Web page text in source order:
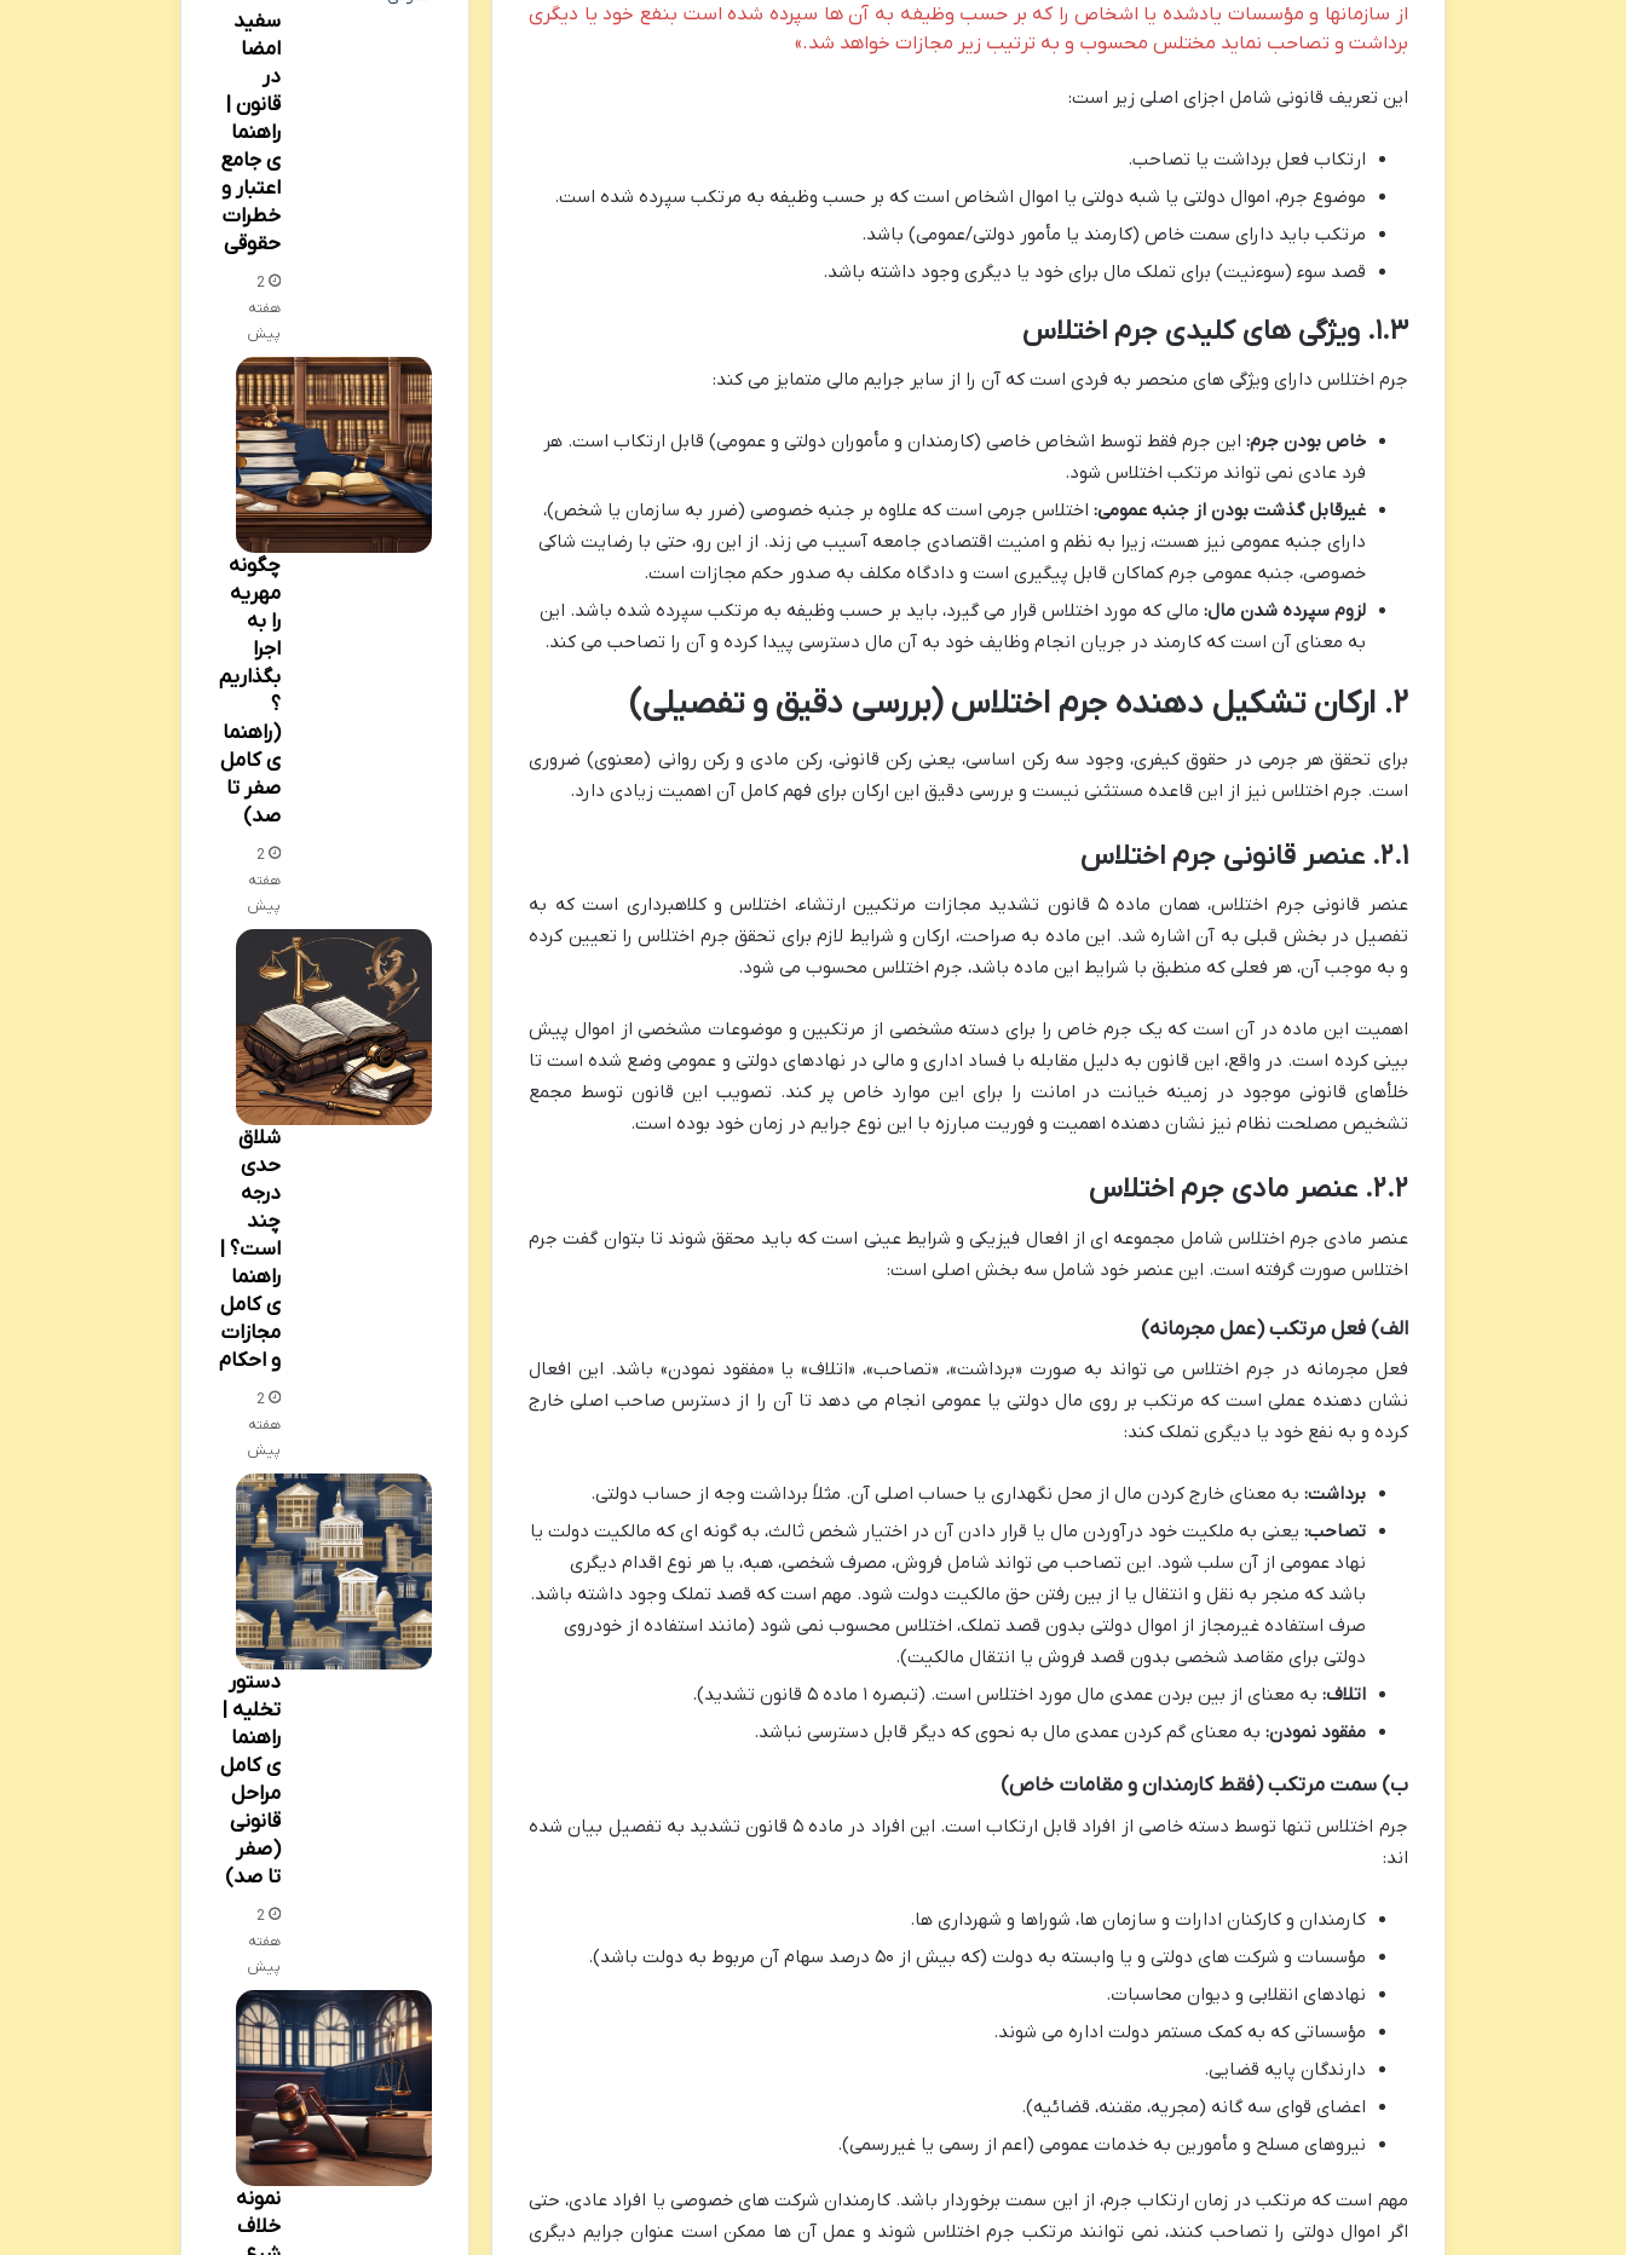
از سازمانها و مؤسسات یادشده یا اشخاص را که بر حسب وظیفه به آن ها سپرده شده است بنفع خود یا دیگری
برداشت و تصاحب نماید مختلس محسوب و به ترتیب زیر مجازات خواهد شد.»
این تعریف قانونی شامل اجزای اصلی زیر است:
ارتکاب فعل برداشت یا تصاحب.
موضوع جرم، اموال دولتی یا شبه دولتی یا اموال اشخاص است که بر حسب وظیفه به مرتکب سپرده شده است.
مرتکب باید دارای سمت خاص (کارمند یا مأمور دولتی/عمومی) باشد.
قصد سوء (سوءنیت) برای تملک مال برای خود یا دیگری وجود داشته باشد.
۱.۳. ویژگی های کلیدی جرم اختلاس
جرم اختلاس دارای ویژگی های منحصر به فردی است که آن را از سایر جرایم مالی متمایز می کند:
خاص بودن جرم: این جرم فقط توسط اشخاص خاصی (کارمندان و مأموران دولتی و عمومی) قابل ارتکاب است. هر
فرد عادی نمی تواند مرتکب اختلاس شود.
غیرقابل گذشت بودن از جنبه عمومی: اختلاس جرمی است که علاوه بر جنبه خصوصی (ضرر به سازمان یا شخص)،
دارای جنبه عمومی نیز هست، زیرا به نظم و امنیت اقتصادی جامعه آسیب می زند. از این رو، حتی با رضایت شاکی
خصوصی، جنبه عمومی جرم کماکان قابل پیگیری است و دادگاه مکلف به صدور حکم مجازات است.
لزوم سپرده شدن مال: مالی که مورد اختلاس قرار می گیرد، باید بر حسب وظیفه به مرتکب سپرده شده باشد. این
به معنای آن است که کارمند در جریان انجام وظایف خود به آن مال دسترسی پیدا کرده و آن را تصاحب می کند.
۲. ارکان تشکیل دهنده جرم اختلاس (بررسی دقیق و تفصیلی)
برای تحقق هر جرمی در حقوق کیفری، وجود سه رکن اساسی، یعنی رکن قانونی، رکن مادی و رکن روانی (معنوی) ضروری
است. جرم اختلاس نیز از این قاعده مستثنی نیست و بررسی دقیق این ارکان برای فهم کامل آن اهمیت زیادی دارد.
۲.۱. عنصر قانونی جرم اختلاس
عنصر قانونی جرم اختلاس، همان ماده ۵ قانون تشدید مجازات مرتکبین ارتشاء، اختلاس و کلاهبرداری است که به
تفصیل در بخش قبلی به آن اشاره شد. این ماده به صراحت، ارکان و شرایط لازم برای تحقق جرم اختلاس را تعیین کرده
و به موجب آن، هر فعلی که منطبق با شرایط این ماده باشد، جرم اختلاس محسوب می شود.
اهمیت این ماده در آن است که یک جرم خاص را برای دسته مشخصی از مرتکبین و موضوعات مشخصی از اموال پیش
بینی کرده است. در واقع، این قانون به دلیل مقابله با فساد اداری و مالی در نهادهای دولتی و عمومی وضع شده است تا
خلأهای قانونی موجود در زمینه خیانت در امانت را برای این موارد خاص پر کند. تصویب این قانون توسط مجمع
تشخیص مصلحت نظام نیز نشان دهنده اهمیت و فوریت مبارزه با این نوع جرایم در زمان خود بوده است.
۲.۲. عنصر مادی جرم اختلاس
عنصر مادی جرم اختلاس شامل مجموعه ای از افعال فیزیکی و شرایط عینی است که باید محقق شوند تا بتوان گفت جرم
اختلاس صورت گرفته است. این عنصر خود شامل سه بخش اصلی است:
الف) فعل مرتکب (عمل مجرمانه)
فعل مجرمانه در جرم اختلاس می تواند به صورت «برداشت»، «تصاحب»، «اتلاف» یا «مفقود نمودن» باشد. این افعال
نشان دهنده عملی است که مرتکب بر روی مال دولتی یا عمومی انجام می دهد تا آن را از دسترس صاحب اصلی خارج
کرده و به نفع خود یا دیگری تملک کند:
برداشت: به معنای خارج کردن مال از محل نگهداری یا حساب اصلی آن. مثلاً برداشت وجه از حساب دولتی.
تصاحب: یعنی به ملکیت خود درآوردن مال یا قرار دادن آن در اختیار شخص ثالث، به گونه ای که مالکیت دولت یا
نهاد عمومی از آن سلب شود. این تصاحب می تواند شامل فروش، مصرف شخصی، هبه، یا هر نوع اقدام دیگری
باشد که منجر به نقل و انتقال یا از بین رفتن حق مالکیت دولت شود. مهم است که قصد تملک وجود داشته باشد.
صرف استفاده غیرمجاز از اموال دولتی بدون قصد تملک، اختلاس محسوب نمی شود (مانند استفاده از خودروی
دولتی برای مقاصد شخصی بدون قصد فروش یا انتقال مالکیت).
اتلاف: به معنای از بین بردن عمدی مال مورد اختلاس است. (تبصره ۱ ماده ۵ قانون تشدید).
مفقود نمودن: به معنای گم کردن عمدی مال به نحوی که دیگر قابل دسترسی نباشد.
ب) سمت مرتکب (فقط کارمندان و مقامات خاص)
جرم اختلاس تنها توسط دسته خاصی از افراد قابل ارتکاب است. این افراد در ماده ۵ قانون تشدید به تفصیل بیان شده
اند:
کارمندان و کارکنان ادارات و سازمان ها، شوراها و شهرداری ها.
مؤسسات و شرکت های دولتی و یا وابسته به دولت (که بیش از ۵۰ درصد سهام آن مربوط به دولت باشد).
نهادهای انقلابی و دیوان محاسبات.
مؤسساتی که به کمک مستمر دولت اداره می شوند.
دارندگان پایه قضایی.
اعضای قوای سه گانه (مجریه، مقننه، قضائیه).
نیروهای مسلح و مأمورین به خدمات عمومی (اعم از رسمی یا غیررسمی).
مهم است که مرتکب در زمان ارتکاب جرم، از این سمت برخوردار باشد. کارمندان شرکت های خصوصی یا افراد عادی، حتی
اگر اموال دولتی را تصاحب کنند، نمی توانند مرتکب جرم اختلاس شوند و عمل آن ها ممکن است عنوان جرایم دیگری
سفید
امضا
در
قانون |
راهنما
ی جامع
اعتبار و
خطرات
حقوقی
2
هفته
پیش
چگونه
مهریه
را به
اجرا
بگذاریم
؟
(راهنما
ی کامل
صفر تا
صد)
2
هفته
پیش
شلاق
حدی
درجه
چند
است؟ |
راهنما
ی کامل
مجازات
و احکام
2
هفته
پیش
دستور
تخلیه |
راهنما
ی کامل
مراحل
قانونی
(صفر
تا صد)
2
هفته
پیش
نمونه
خلاف